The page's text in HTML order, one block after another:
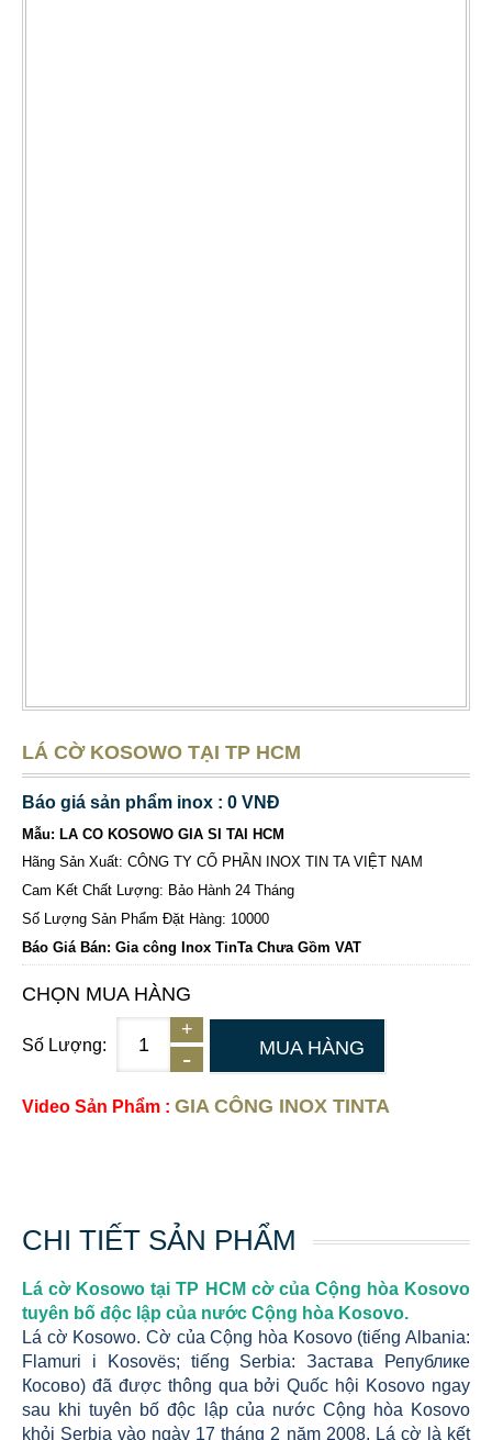
LÁ CỜ KOSOWO TẠI TP HCM
Báo giá sản phẩm inox : 0 VNĐ
Mẫu: LA CO KOSOWO GIA SI TAI HCM
Hãng Sản Xuất: CÔNG TY CỔ PHẦN INOX TIN TA VIỆT NAM
Cam Kết Chất Lượng: Bảo Hành 24 Tháng
Số Lượng Sản Phẩm Đặt Hàng: 10000
Báo Giá Bán: Gia công Inox TinTa Chưa Gồm VAT
CHỌN MUA HÀNG
Số Lượng: MUA HÀNG
Video Sản Phẩm : GIA CÔNG INOX TINTA
CHI TIẾT SẢN PHẨM
Lá cờ Kosowo tại TP HCM cờ của Cộng hòa Kosovo
tuyên bố độc lập của nước Cộng hòa Kosovo.
Lá cờ Kosowo. Cờ của Cộng hòa Kosovo (tiếng Albania:
Flamuri i Kosovës; tiếng Serbia: Застава Републике
Косово) đã được thông qua bởi Quốc hội Kosovo ngay
sau khi tuyên bố độc lập của nước Cộng hòa Kosovo
khỏi Serbia vào ngày 17 tháng 2 năm 2008. Lá cờ là kết